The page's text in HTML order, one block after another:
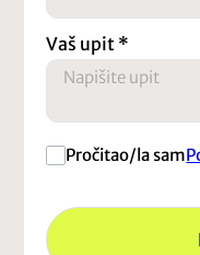
Vaš upit *
Pročitao/la sam